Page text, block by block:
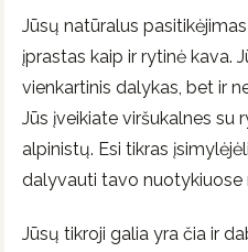
Jūsų natūralus
įprastas kaip ir rytinė kava.
vienkartinis dalykas, bet ir
Jūs įveikiate viršukalnes su
alpinistų. Esi tikras
dalyvauti tavo nuotykiuose
Jūsų tikroji galia yra čia ir